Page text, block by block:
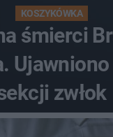
KOSZYKÓWKA
śmierci
zwłok